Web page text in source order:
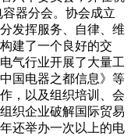
器分会。协会成立
发挥服务、自律、维
建了一个良好的交
气行业开展了大量工
国电器之都信息》等
，以及组织培训、会
织企业破解国际贸易
还举办一次以上的电